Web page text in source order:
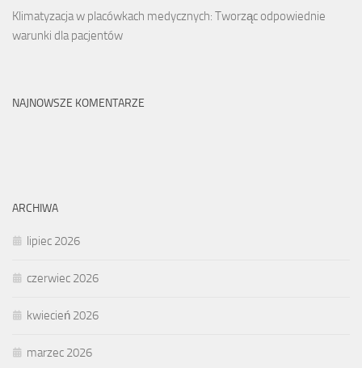
Klimatyzacja w placówkach medycznych: Tworząc odpowiednie
warunki dla pacjentów
NAJNOWSZE KOMENTARZE
ARCHIWA
lipiec 2026
czerwiec 2026
kwiecień 2026
marzec 2026